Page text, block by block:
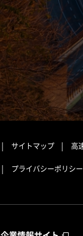
サイトマップ 高
プライバシーポリシー